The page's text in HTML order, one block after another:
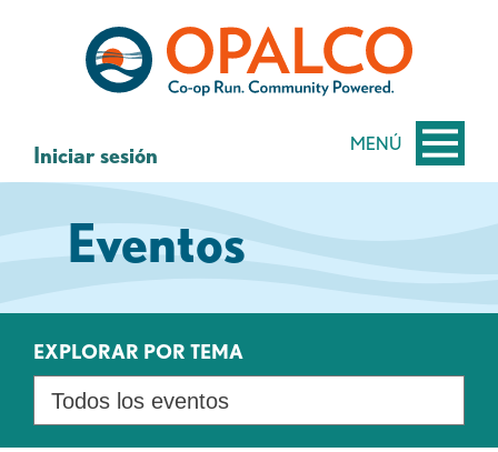
contenido
MENÚ
Iniciar sesión
Eventos
EXPLORAR POR TEMA